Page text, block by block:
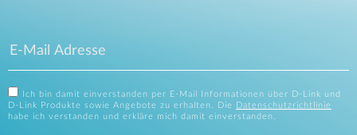
Ich bin damit einverstanden per E-Mail Informationen über D-Link und
D-Link Produkte sowie Angebote zu erhalten. Die
Datenschutzrichtlinie
habe ich verstanden und erkläre mich damit einverstanden.